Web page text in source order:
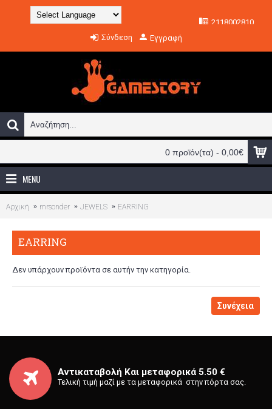
Translate
2118002810
Σύνδεση
Εγγραφή
0 προϊόν(τα) - 0,00€
MENU
Αρχική mrsonder JEWELS EARRING
EARRING
Δεν υπάρχουν προϊόντα σε αυτήν την κατηγορία.
Συνέχεια
Αντικαταβολή Και μεταφορικά 5.50 €
Τελική τιμή μαζί με τα μεταφορικά στην πόρτα σας.